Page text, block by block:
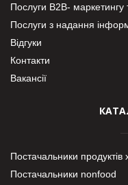
Послуги В2В- маркетингу
Послуги з надання
Відгуки
Контакти
Вакансії
Постачальники продуктів
Постачальники nonfood